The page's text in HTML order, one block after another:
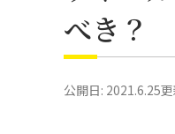
べき？
公開日: 2021.6.25